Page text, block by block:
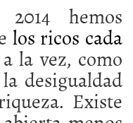
hemos
los ricos cada
la vez, como
desigualdad
Existe